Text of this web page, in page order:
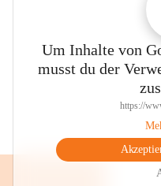
Um Inhalte von
musst du der
https://